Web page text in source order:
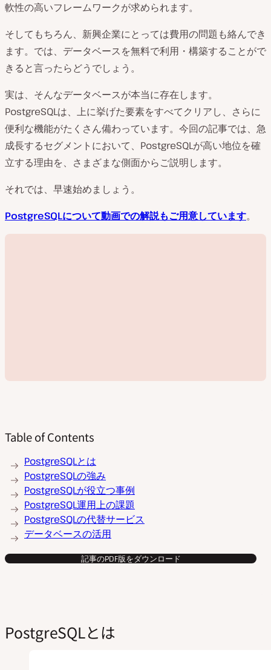
軟性の高いフレームワークが求められます。
そしてもちろん、新興企業にとっては費用の問題も絡んでき
ます。では、データベースを無料で利用・構築することがで
きると言ったらどうでしょう。
実は、そんなデータベースが本当に存在します。
PostgreSQLは、上に挙げた要素をすべてクリアし、さらに
便利な機能がたくさん備わっています。今回の記事では、急
成長するセグメントにおいて、PostgreSQLが高い地位を確
立する理由を、さまざまな側面からご説明します。
それでは、早速始めましょう。
PostgreSQLについて動画での解説もご用意しています。
再
生
Table of Contents
PostgreSQLとは
PostgreSQLの強み
PostgreSQLが役立つ事例
PostgreSQL運用上の課題
PostgreSQLの代替サービス
データベースの活用
記事のPDF版をダウンロード
PostgreSQLとは